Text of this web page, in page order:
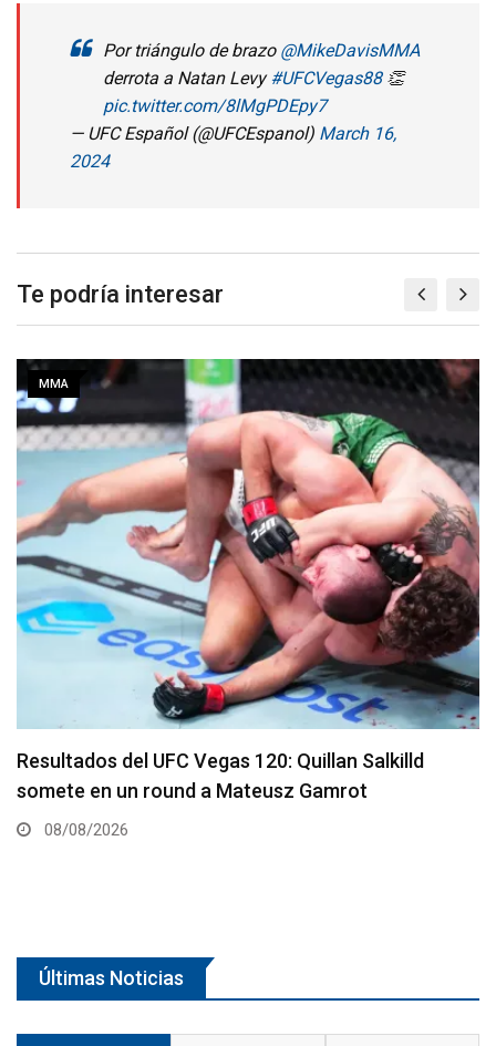
Por triángulo de brazo @MikeDavisMMA
derrota a Natan Levy#UFCVegas88👏
pic.twitter.com/8lMgPDEpy7
— UFC Español (@UFCEspanol) March 16,
2024
Te podría interesar
MMA
Se presenta un nuevo y remodelado UFC Meta
Apex
08/08/2026
Últimas Noticias